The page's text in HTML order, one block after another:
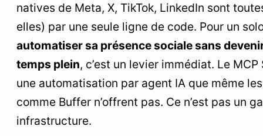
natives de Meta, X, TikTok, LinkedIn sont
elles) par une seule ligne de code. Pour un
automatiser sa présence sociale sans
temps plein, c’est un levier immédiat. Le
une automatisation par agent IA que même
comme Buffer n’offrent pas. Ce n’est pas un
infrastructure.